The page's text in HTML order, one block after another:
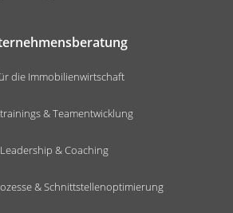
die Immobilienwirtschaft
& Teamentwicklung
Leadership & Coaching
& Schnittstellenoptimierung